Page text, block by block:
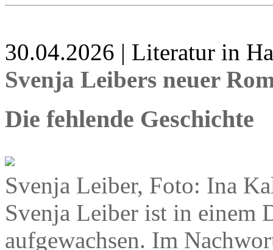
30.04.2026 | Literatur in
Svenja Leibers neuer
Die fehlende Geschichte
Svenja Leiber, Foto: Ina
Svenja Leiber ist in einem
aufgewachsen. Im